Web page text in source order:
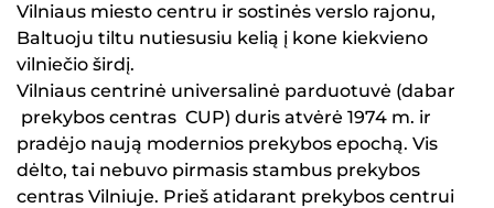
Vilniaus miesto centru ir sostinės verslo rajonu,
Baltuoju tiltu nutiesusiu kelią į kone kiekvieno
vilniečio širdį.
Vilniaus centrinė universalinė parduotuvė (dabar
prekybos centras CUP) duris atvėrė 1974 m. ir
pradėjo naują modernios prekybos epochą. Vis
dėlto, tai nebuvo pirmasis stambus prekybos
centras Vilniuje. Prieš atidarant prekybos centrui